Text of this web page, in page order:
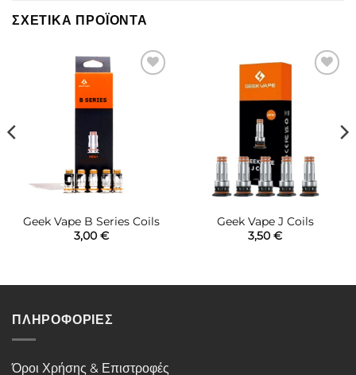
ΣΧΕΤΙΚΆ ΠΡΟΪΌΝΤΑ
Geek Vape B Series Coils
3,00 €
Geek Vape J Coils
3,50 €
ΠΛΗΡΟΦΟΡΙΕΣ
Όροι Χρήσης & Επιστροφές